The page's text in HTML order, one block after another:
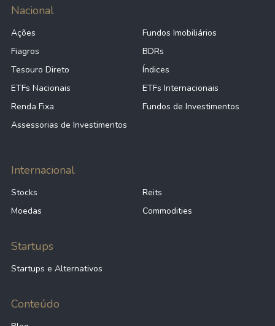
Nacional
Ações
Fundos Imobiliários
Fiagros
BDRs
Tesouro Direto
Índices
ETFs Nacionais
ETFs Internacionais
Renda Fixa
Fundos de Investimentos
Assessorias de Investimentos
Internacional
Stocks
Reits
Moedas
Commodities
Startups
Startups e Alternativos
Conteúdo